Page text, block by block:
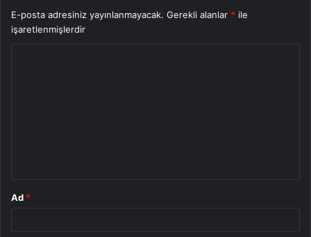
E-posta adresiniz yayınlanmayacak. Gerekli alanlar * ile
işaretlenmişlerdir
Ad *